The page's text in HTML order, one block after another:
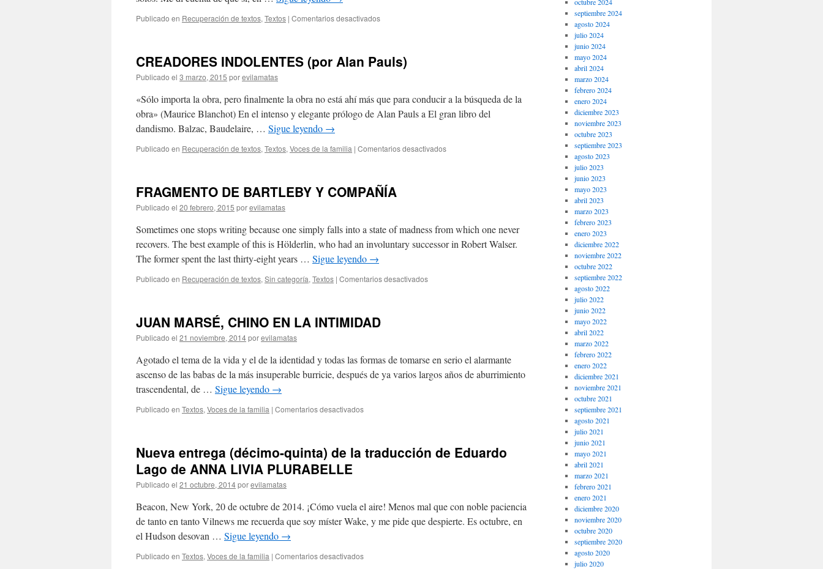
Publicado en Recuperación de textos, Textos | Comentarios desactivados
CREADORES INDOLENTES (por Alan Pauls)
Publicado el 3 marzo, 2015 porevilamatas
«Sólo importa la obra, pero finalmente la obra no está ahí más que para conducir a la búsqueda de la
obra» (Maurice Blanchot) En el intenso y elegante prólogo de Alan Pauls a El gran libro del
dandismo. Balzac, Baudelaire, … Sigue leyendo →
Publicado en Recuperación de textos, Textos, Voces de la familia | Comentarios desactivados
FRAGMENTO DE BARTLEBY Y COMPAÑÍA
Publicado el 20 febrero, 2015 porevilamatas
Sometimes one stops writing because one simply falls into a state of madness from which one never
recovers. The best example of this is Hölderlin, who had an involuntary successor in Robert Walser.
The former spent the last thirty-eight years … Sigue leyendo →
Publicado en Recuperación de textos, Sin categoría, Textos | Comentarios desactivados
JUAN MARSÉ, CHINO EN LA INTIMIDAD
Publicado el 21 noviembre, 2014porevilamatas
Agotado el tema de la vida y el de la identidad y todas las formas de tomarse en serio el alarmante
ascenso de las babas de la más insuperable burricie, después de ya varios largos años de aburrimiento
trascendental, de … Sigue leyendo →
Publicado en Textos, Voces de la familia | Comentarios desactivados
Nueva entrega (décimo-quinta) de la traducción de Eduardo
Lago de ANNA LIVIA PLURABELLE
Publicado el 21 octubre, 2014porevilamatas
Beacon, New York, 20 de octubre de 2014. ¡Cómo vuela el aire! Menos mal que con noble paciencia
de tanto en tanto Vilnews me recuerda que soy míster Wake, y me pide que despierte. Es octubre, en
el Hudson desovan … Sigue leyendo →
Publicado en Textos, Voces de la familia | Comentarios desactivados
septiembre 2024
agosto 2024
julio 2024
junio 2024
mayo 2024
abril 2024
marzo 2024
febrero 2024
enero 2024
diciembre 2023
noviembre 2023
octubre 2023
septiembre 2023
agosto 2023
julio 2023
junio 2023
mayo 2023
abril 2023
marzo 2023
febrero 2023
enero 2023
diciembre 2022
noviembre 2022
octubre 2022
septiembre 2022
agosto 2022
julio 2022
junio 2022
mayo 2022
abril 2022
marzo 2022
febrero 2022
enero 2022
diciembre 2021
noviembre 2021
octubre 2021
septiembre 2021
agosto 2021
julio 2021
junio 2021
mayo 2021
abril 2021
marzo 2021
febrero 2021
enero 2021
diciembre 2020
noviembre 2020
octubre 2020
septiembre 2020
agosto 2020
julio 2020